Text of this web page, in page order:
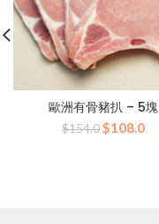
歐洲有骨豬扒 – 5塊
$154.0原
$108.0目